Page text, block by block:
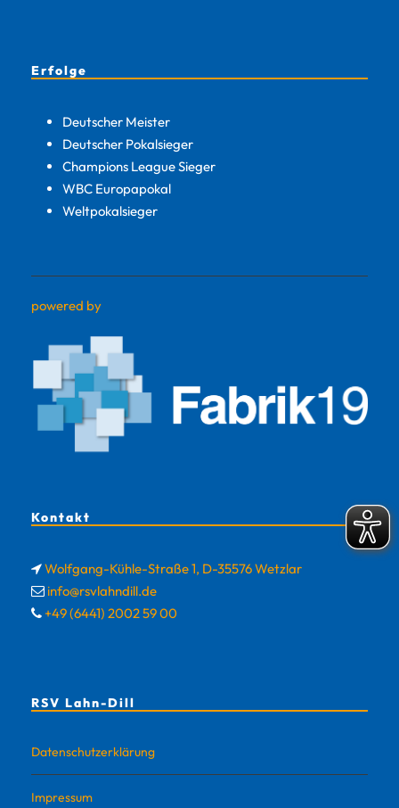
Erfolge
Deutscher Meister
Deutscher Pokalsieger
Champions League Sieger
WBC Europapokal
Weltpokalsieger
powered by
Kontakt
Wolfgang-Kühle-Straße 1, D-35576 Wetzlar
info@rsvlahndill.de
+49 (6441) 2002 59 00
RSV Lahn-Dill
Datenschutzerklärung
Impressum